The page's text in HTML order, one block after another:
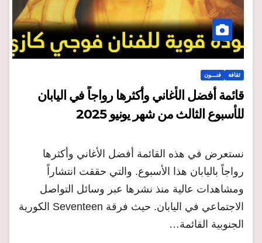
ثقافة فنـــون
قائمة أفضل الأغاني وأكثرها رواجاً في اليابان
للأسبوع الثالث من شهر يونيو 2025
نستعرض في هذه القائمة أفضل الأغاني وأكثرها
رواجاً باليابان هذا الأسبوع. والتي حققت انتشاراً
ومشاهدات عالية منذ نشرها عبر وسائل التواصل
الاجتماعي في اليابان. حيث فرقة Seventeen الكورية
الجنوبية القائمة…